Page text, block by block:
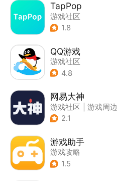
TapPop
游戏社区
1.8
QQ游戏
游戏社区
4.8
网易大神
游戏社区
游戏周边
2.1
游戏助手
游戏攻略
1.5